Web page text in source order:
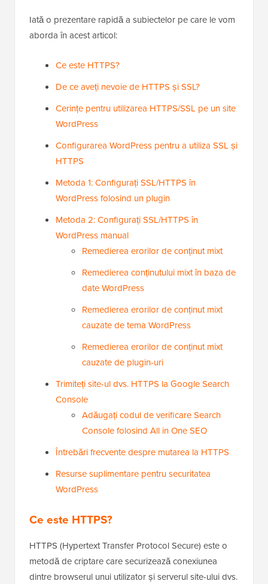
Iată o prezentare rapidă a subiectelor pe care le vom
aborda în acest articol:
Ce este HTTPS?
De ce aveți nevoie de HTTPS și SSL?
Cerințe pentru utilizarea HTTPS/SSL pe un site
WordPress
Configurarea WordPress pentru a utiliza SSL și
HTTPS
Metoda 1: Configurați SSL/HTTPS în
WordPress folosind un plugin
Metoda 2: Configurați SSL/HTTPS în
WordPress manual
Remedierea erorilor de conținut mixt
Remedierea conținutului mixt în baza de
date WordPress
Remedierea erorilor de conținut mixt
cauzate de tema WordPress
Remedierea erorilor de conținut mixt
cauzate de plugin-uri
Trimiteți site-ul dvs. HTTPS la Google Search
Console
Adăugați codul de verificare Search
Console folosind All in One SEO
Întrebări frecvente despre mutarea la HTTPS
Resurse suplimentare pentru securitatea
WordPress
Ce este HTTPS?
HTTPS (Hypertext Transfer Protocol Secure) este o
metodă de criptare care securizează conexiunea
dintre browserul unui utilizator și serverul site-ului dvs.